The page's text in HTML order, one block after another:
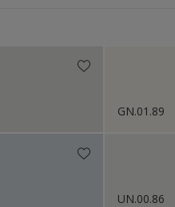
GN.01.89
UN.00.86